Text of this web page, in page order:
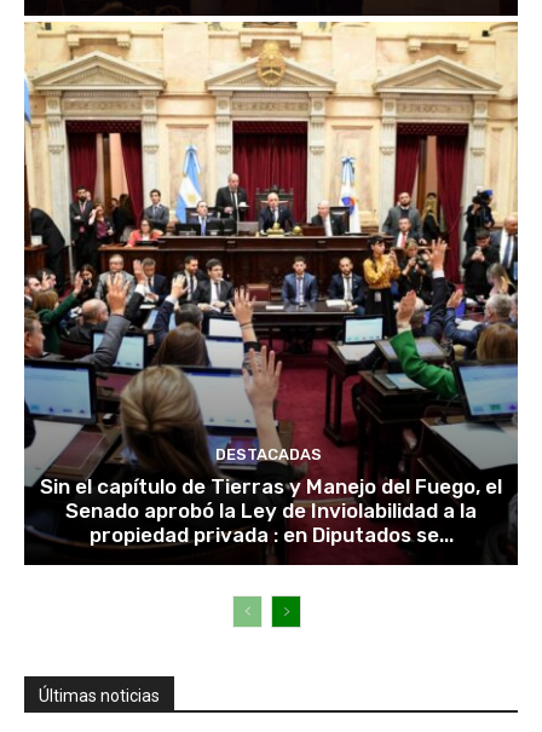
DESTACADAS
Sin el capítulo de Tierras y Manejo del Fuego, el
Senado aprobó la Ley de Inviolabilidad a la
propiedad privada : en Diputados se...
Últimas noticias